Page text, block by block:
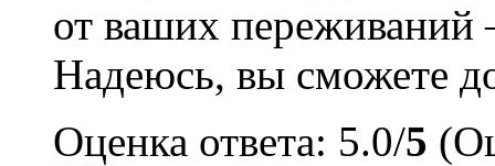
от ваших
Надеюсь, вы сможете
Оценка ответа: 5.0/5